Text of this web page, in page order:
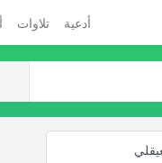
أدعية تلاوات